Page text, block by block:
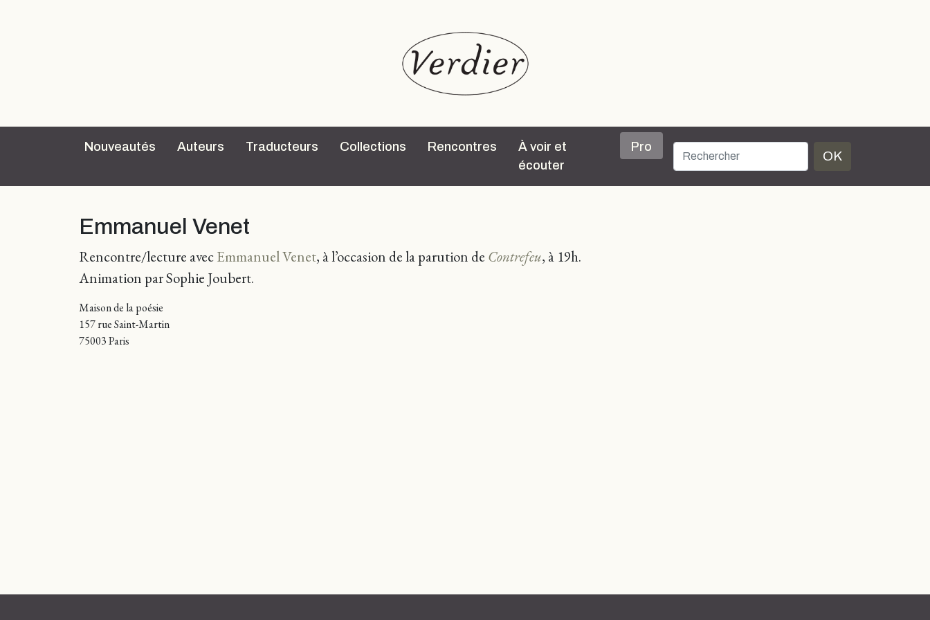
Nouveautés Auteurs Traducteurs Collections Rencontres
À voir et
écouter
Pro
OK
Emmanuel Venet
Rencontre/lecture avecEmmanuel Venet, à l’occasion de la parution de Contrefeu, à 19h.
Animation par Sophie Joubert.
Maison de la poésie
157 rue Saint-Martin
75003 Paris